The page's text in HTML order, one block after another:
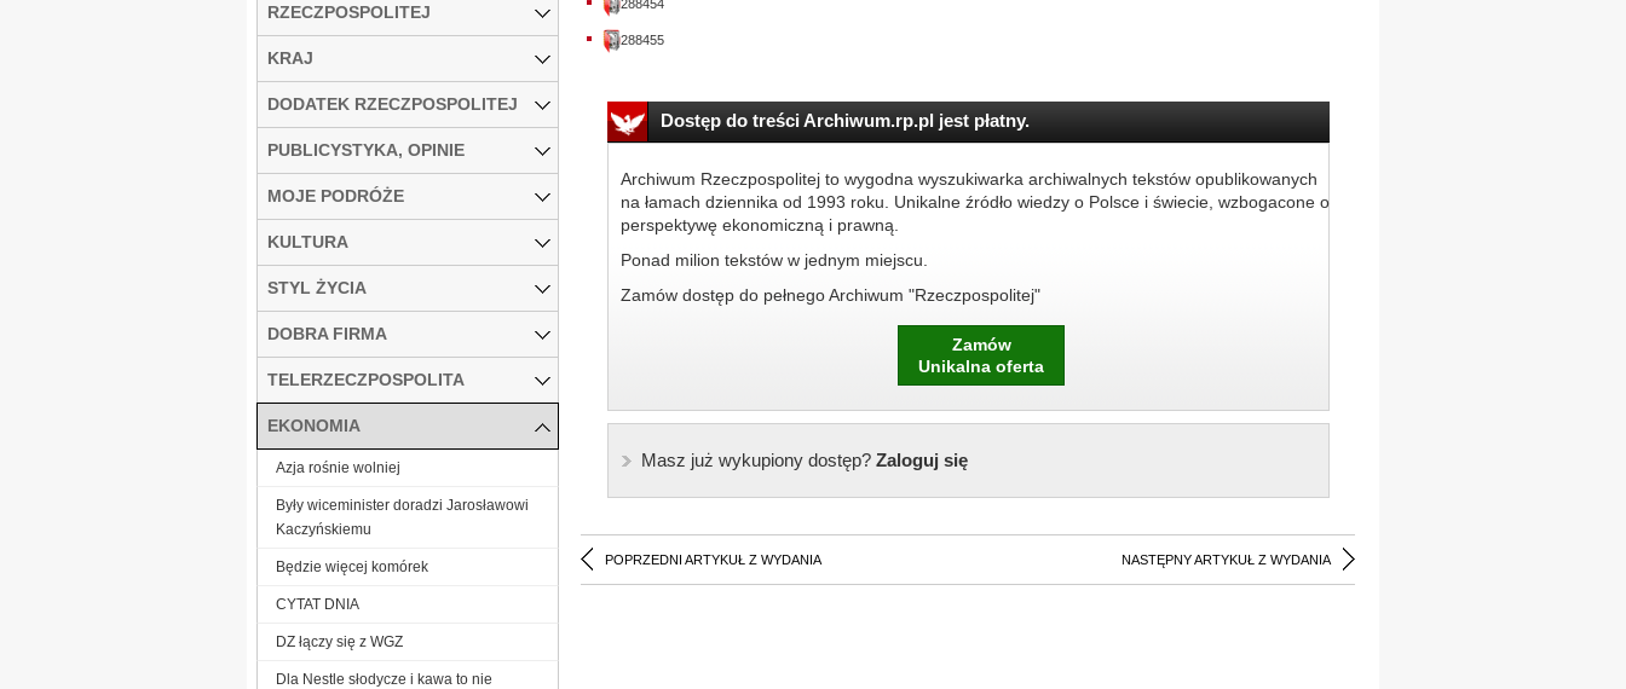
288454
288455
Dostęp do treści Archiwum.rp.pl jest płatny.
Archiwum Rzeczpospolitej to wygodna wyszukiwarka archiwalnych tekstów opublikowanych
na łamach dziennika od 1993 roku. Unikalne źródło wiedzy o Polsce i świecie, wzbogacone o
perspektywę ekonomiczną i prawną.
Ponad milion tekstów w jednym miejscu.
Zamów dostęp do pełnego Archiwum "Rzeczpospolitej"
Zamów
Unikalna oferta
Masz już wykupiony dostęp?Zaloguj się
POPRZEDNI ARTYKUŁ Z WYDANIA NASTĘPNY ARTYKUŁ Z WYDANIA
RZECZPOSPOLITEJ
KRAJ
DODATEK RZECZPOSPOLITEJ
PUBLICYSTYKA, OPINIE
MOJE PODRÓŻE
KULTURA
STYL ŻYCIA
DOBRA FIRMA
TELERZECZPOSPOLITA
EKONOMIA
Azja rośnie wolniej
Były wiceminister doradzi Jarosławowi
Kaczyńskiemu
Będzie więcej komórek
CYTAT DNIA
DZ łączy się z WGZ
Dla Nestle słodycze i kawa to nie